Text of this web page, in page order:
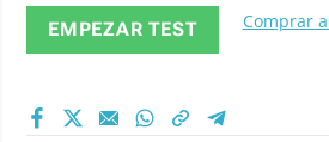
EMPEZAR TEST Comprar